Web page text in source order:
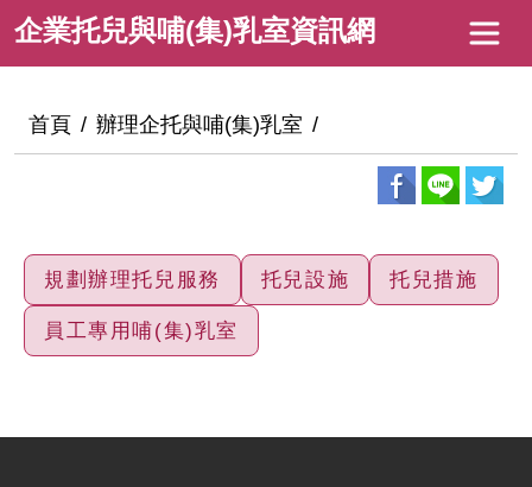
到企
業
托
兒
(集)
乳
室
訊
企業托兒與哺(集)乳室資訊網
:::
首頁 辦理企托與哺(集)乳室
規劃辦理托兒服務 托兒設施 托兒措施
員工專用哺(集)乳室